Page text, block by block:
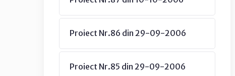
Proiect Nr.86 din 29-09-2006
Proiect Nr.85 din 29-09-2006